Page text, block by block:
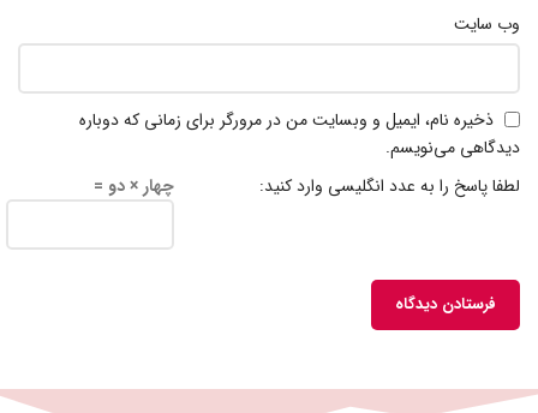
وب‌ سایت
ذخیره نام، ایمیل و وبسایت من در مرورگر برای زمانی که دوباره
دیدگاهی می‌نویسم.
لطفا پاسخ را به عدد انگلیسی وارد کنید:
چهار × دو =